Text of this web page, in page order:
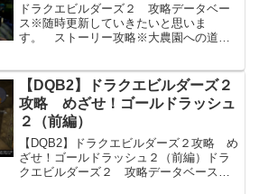
ドラクエビルダーズ２ 攻略データベー
ス※随時更新していきたいと思いま
す。 ストーリー攻略※大農園への道３
からっぽの島 緑の開拓地オッカム島編
〇オッカムる島上陸〇ゴールド...
【DQB2】ドラクエビルダーズ２
攻略 めざせ！ゴールドラッシュ
２（前編）
【DQB2】ドラクエビルダーズ２攻略 め
ざせ！ゴールドラッシュ２（前編）ドラ
クエビルダーズ２ 攻略データベースト